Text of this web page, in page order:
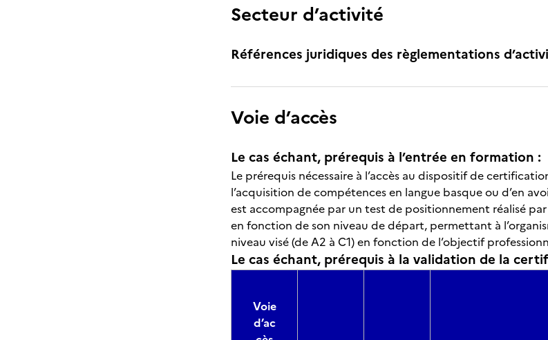
Secteur d’activité
Références juridiques des règlementations
Voie d’accès
Le cas échant, prérequis à l’entrée en formation :
Le prérequis nécessaire à l’accès au dispositif de
l’acquisition de compétences en langue basque ou d’en
est accompagnée par un test de positionnement réalisé
en fonction de son niveau de départ, permettant à
niveau visé (de A2 à C1) en fonction de l’objectif
Le cas échant, prérequis à la validation de la
Voie
d’ac